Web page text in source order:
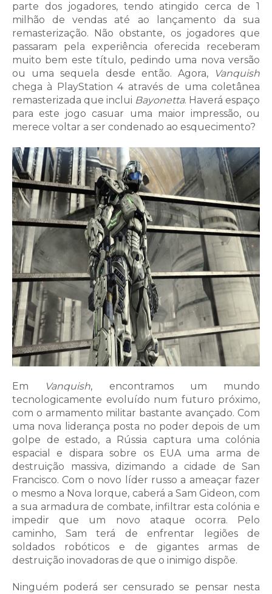
parte dos jogadores, tendo atingido cerca de 1
milhão de vendas até ao lançamento da sua
remasterização. Não obstante, os jogadores que
passaram pela experiência oferecida receberam
muito bem este título, pedindo uma nova versão
ou uma sequela desde então. Agora,
Vanquish
chega à PlayStation 4 através de uma coletânea
remasterizada que inclui Bayonetta. Haverá espaço
para este jogo casuar uma maior impressão, ou
merece voltar a ser condenado ao esquecimento?
Em Vanquish, encontramos um mundo
tecnologicamente evoluído num futuro próximo,
com o armamento militar bastante avançado. Com
uma nova liderança posta no poder depois de um
golpe de estado, a Rússia captura uma colónia
espacial e dispara sobre os EUA uma arma de
destruição massiva, dizimando a cidade de San
Francisco. Com o novo líder russo a ameaçar fazer
o mesmo a Nova Iorque, caberá a Sam Gideon, com
a sua armadura de combate, infiltrar esta colónia e
impedir que um novo ataque ocorra. Pelo
caminho, Sam terá de enfrentar legiões de
soldados robóticos e de gigantes armas de
destruição inovadoras de que o inimigo dispõe.
Ninguém poderá ser censurado se pensar nesta